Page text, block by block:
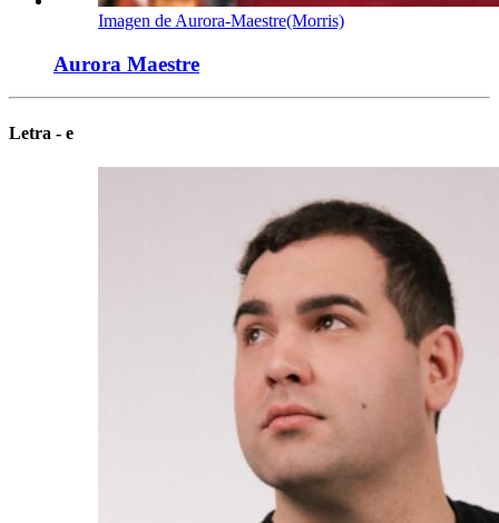
Imagen de Aurora-Maestre(Morris)
Aurora Maestre
Letra - e